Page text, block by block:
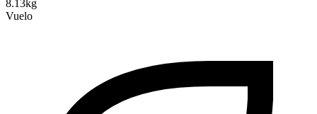
8.13kg
Vuelo